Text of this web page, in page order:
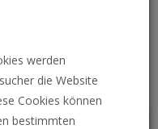
werden
die Website
Cookies können
bestimmten